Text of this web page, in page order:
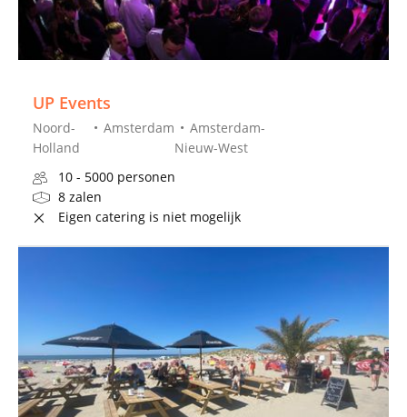
UP Events
Noord-
Holland
Amsterdam
Amsterdam-
Nieuw-West
10 - 5000 personen
8 zalen
Eigen catering is niet mogelijk